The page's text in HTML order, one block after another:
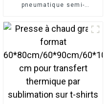
pneumatique semi-
transfert par sublimation